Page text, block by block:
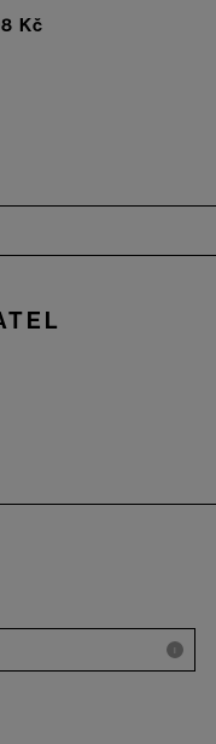
Kč
i